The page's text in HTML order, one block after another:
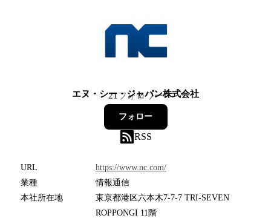
エヌ・シー・ジャパン株式会社
21フォロワー
フォロー
RSS
URL
https://www.nc.com/
業種
情報通信
本社所在地
東京都港区六本木7-7-7 TRI-SEVEN
ROPPONGI 11階